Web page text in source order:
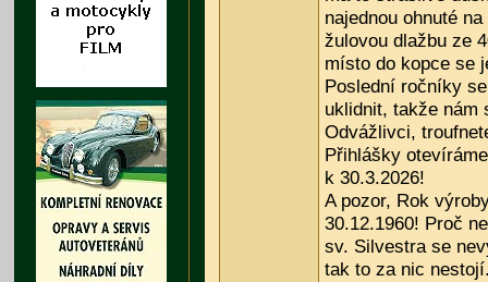
najednou ohnuté
žulovou dlažbu ze
místo do kopce se
Poslední ročníky
uklidnit, takže nám
Odvážlivci,
Přihlášky
k 30.3.2026!
A pozor, Rok
30.12.1960! Proč
sv. Silvestra se
tak to za nic